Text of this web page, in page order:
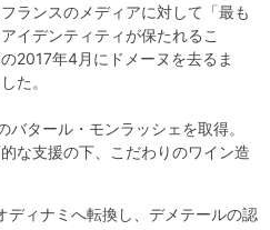
ランスのメディアに対して「最も
イデンティティが保たれるこ
2017年4月にドメーヌを去るま
た。
タール・モンラッシェを取得。
な支援の下、こだわりのワイン造
ィナミへ転換し、デメテールの認